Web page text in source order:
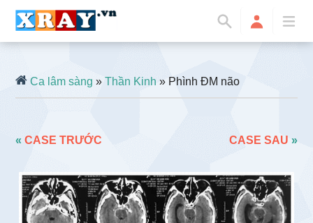
Ca lâm sàng »Thần Kinh » Phình ĐM não
«CASE TRƯỚC CASE SAU »